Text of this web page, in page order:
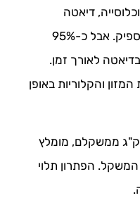
לכ 5% מהאוכלוסייה, דיאטה
ופעילות גופנית הם פתרון יעיל מספיק. אבל כ-95%
לאורך זמן.
והקלוריות באופן
לאנשים שצריכים לרדת מעל 15 ק"ג ממשקלם, מומלץ
המשקל. הפתרון תלוי